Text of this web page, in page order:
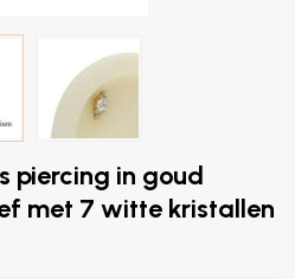
piercing in goud
met 7 witte kristallen